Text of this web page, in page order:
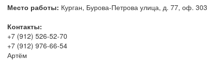
Место работы: Курган, Бурова-Петрова улица, д. 77, оф. 303
Контакты:
+7 (912) 526-52-70
+7 (912) 976-66-54
Артём